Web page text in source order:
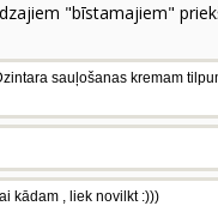
"bīstamajiem"
sauļošanas kremam
kādam , liek novilkt :)))